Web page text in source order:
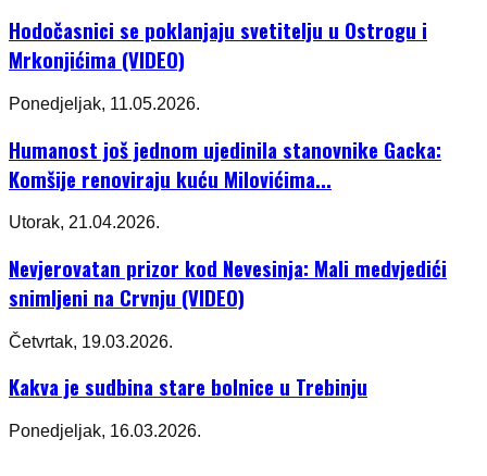
Hodočasnici se poklanjaju svetitelju u Ostrogu i
Mrkonjićima (VIDEO)
Ponedjeljak, 11.05.2026.
Humanost još jednom ujedinila stanovnike Gacka:
Komšije renoviraju kuću Milovićima...
Utorak, 21.04.2026.
Nevjerovatan prizor kod Nevesinja: Mali medvjedići
snimljeni na Crvnju (VIDEO)
Četvrtak, 19.03.2026.
Kakva je sudbina stare bolnice u Trebinju
Ponedjeljak, 16.03.2026.